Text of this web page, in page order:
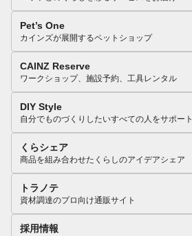
Pet’s One
カインズが展開するペットショップ
CAINZ Reserve
ワークショップ、施設予約、工具レンタル
DIY Style
自分でものづくりしたいすべての人をサポート
くらシェア
商品を組み合わせたくらしのアイデアシェア
トラノテ
資材調達のプロ向け通販サイト
採用情報